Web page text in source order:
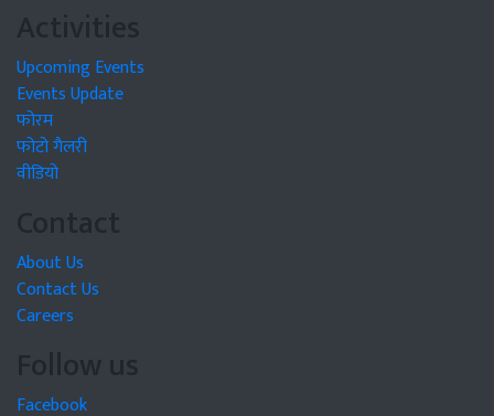
Activities
Upcoming Events
Events Update
फोरम
फोटो गैलरी
वीडियो
Contact
About Us
Contact Us
Careers
Follow us
Facebook